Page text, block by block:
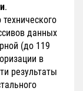
.
данных
(до 119
в
результаты